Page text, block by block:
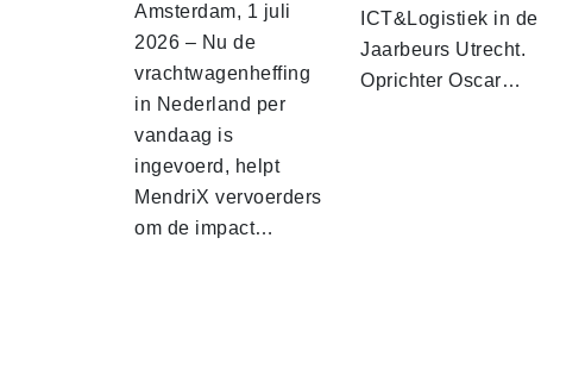
Amsterdam, 1 juli
2026 – Nu de
vrachtwagenheffing
in Nederland per
vandaag is
ingevoerd, helpt
MendriX vervoerders
om de impact…
ICT&Logistiek in de
Jaarbeurs Utrecht.
Oprichter Oscar…